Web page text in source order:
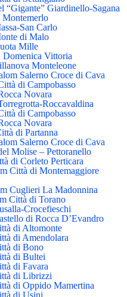
“Gigante” Giardinello-Sagana
San Carlo
di Malo
Mille
Domenica Vittoria
Monteleone
Salerno Croce di Cava
di Campobasso
Novara
Roccavaldina
di Campobasso
Novara
di Partanna
Salerno Croce di Cava
Molise – Pettoranello
di Corleto Perticara
Città di Montemaggiore
Cuglieri La Madonnina
Città di Torano
Crocefieschi
di Rocca D’Evandro
di Altomonte
di Amendolara
di Bono
di Bultei
di Favara
di Librizzi
di Oppido Mamertina
di Usini